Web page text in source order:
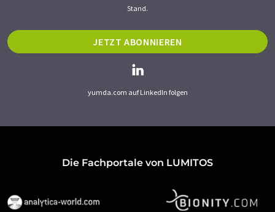
Stand.
JETZT ABONNIEREN
yumda.com auf LinkedIn folgen
Die Fachportale von LUMITOS